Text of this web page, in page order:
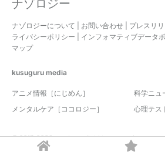
ナゾロジー
ナゾロジーについて お問い合わせ プレスリ
ライバシーポリシー
インフォマティブデータ
マップ
kusuguru media
アニメ情報［にじめん］
科学ニュ
メンタルケア［ココロジー］
心理テス
© 2017-2026 nazology. all rights reserved.